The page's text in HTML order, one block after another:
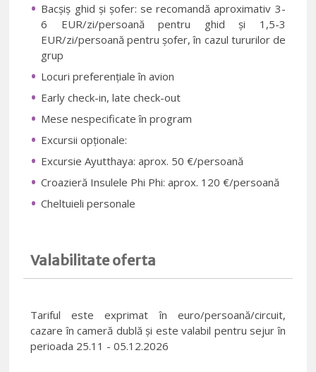
Bacșiș ghid și șofer: se recomandă aproximativ 3-
6 EUR/zi/persoană pentru ghid și 1,5-3
EUR/zi/persoană pentru șofer, în cazul tururilor de
grup
Locuri preferențiale în avion
Early check-in, late check-out
Mese nespecificate în program
Excursii opționale:
Excursie Ayutthaya: aprox. 50 €/persoană
Croazieră Insulele Phi Phi: aprox. 120 €/persoană
Cheltuieli personale
Valabilitate oferta
Tariful este exprimat în euro/persoană/circuit,
cazare în cameră dublă și este valabil pentru sejur în
perioada 25.11 - 05.12.2026